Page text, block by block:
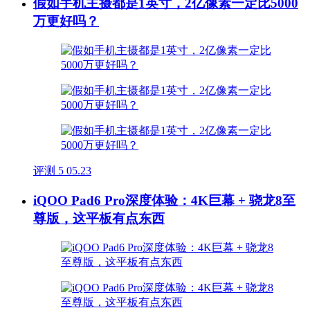
假如手机主摄都是1英寸，2亿像素一定比5000
万更好吗？
评测 5 05.23
iQOO Pad6 Pro深度体验：4K巨幕 + 骁龙8至
尊版，这平板有点东西